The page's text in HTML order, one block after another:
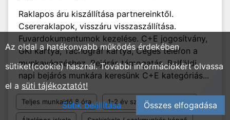
Raklapos áru kiszállítása partnereinktől.
Csereraklapok, visszáru visszaszállítása.
Fuvardokumentumok kezelése. C+E jogosítvány,
GKI kártya, Tachográf kártya, Céges telefon a
munkavégzéshez, Bejárás támogatás. Belföldi,
napi bejárós munkára keresünk C+E kategóriás...
Teljes munkaidő 8 óra 1-2 év szakmai tapasztalat
Az oldal a hatékonyabb működés érdekében
sütiket(cookie) használ. További információkért olvassa
el a süti tájékoztatót!
Sütik beállítása
Összes elfogadása